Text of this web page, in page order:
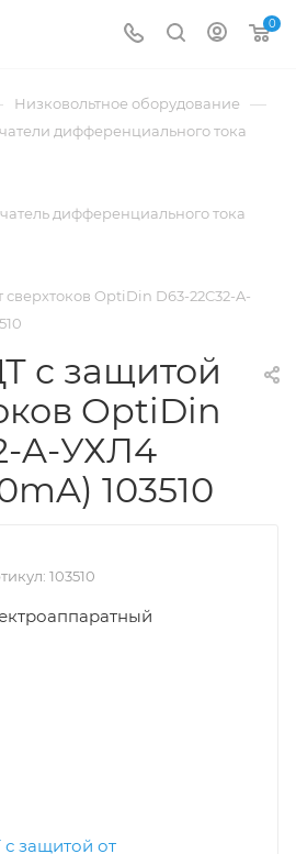
0
Низковольтное оборудование —
дифференциального тока
дифференциального тока
OptiDin D63-22C32-A-
с защитой
OptiDin
A-УХЛ4
103510
103510